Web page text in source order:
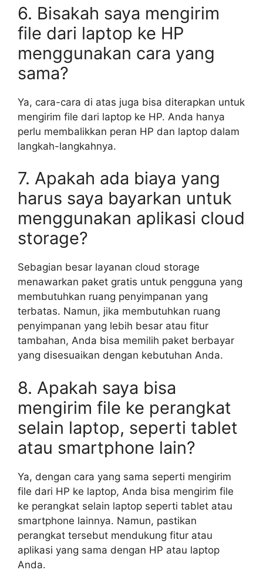
6. Bisakah saya mengirim
file dari laptop ke HP
menggunakan cara yang
sama?
Ya, cara-cara di atas juga bisa diterapkan untuk
mengirim file dari laptop ke HP. Anda hanya
perlu membalikkan peran HP dan laptop dalam
langkah-langkahnya.
7. Apakah ada biaya yang
harus saya bayarkan untuk
menggunakan aplikasi cloud
storage?
Sebagian besar layanan cloud storage
menawarkan paket gratis untuk pengguna yang
membutuhkan ruang penyimpanan yang
terbatas. Namun, jika membutuhkan ruang
penyimpanan yang lebih besar atau fitur
tambahan, Anda bisa memilih paket berbayar
yang disesuaikan dengan kebutuhan Anda.
8. Apakah saya bisa
mengirim file ke perangkat
selain laptop, seperti tablet
atau smartphone lain?
Ya, dengan cara yang sama seperti mengirim
file dari HP ke laptop, Anda bisa mengirim file
ke perangkat selain laptop seperti tablet atau
smartphone lainnya. Namun, pastikan
perangkat tersebut mendukung fitur atau
aplikasi yang sama dengan HP atau laptop
Anda.